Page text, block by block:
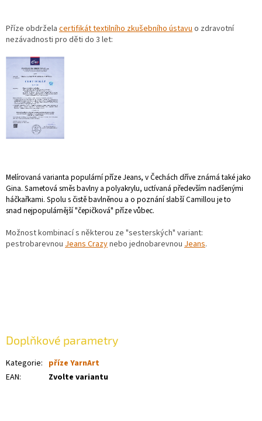
Příze obdržela certifikát textilního zkušebního ústavu o zdravotní
nezávadnosti pro děti do 3 let:
Melírovaná varianta populární příze Jeans, v Čechách dříve známá také jako
Gina. Sametová směs bavlny a polyakrylu, uctívaná především nadšenými
háčkařkami. Spolu s čistě bavlněnou a o poznání slabší Camillou je to
snad nejpopulárnější "čepičková" příze vůbec.
Možnost kombinací s některou ze "sesterských" variant:
pestrobarevnou Jeans Crazynebo jednobarevnou Jeans.
Doplňkové parametry
Kategorie: příze YarnArt
EAN: Zvolte variantu